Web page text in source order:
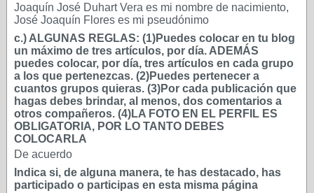
Joaquín José Duhart Vera es mi nombre de nacimiento,
José Joaquín Flores es mi pseudónimo
c.) ALGUNAS REGLAS: (1)Puedes colocar en tu blog
un máximo de tres artículos, por día. ADEMÁS
puedes colocar, por día, tres artículos en cada grupo
a los que pertenezcas. (2)Puedes pertenecer a
cuantos grupos quieras. (3)Por cada publicación que
hagas debes brindar, al menos, dos comentarios a
otros compañeros. (4)LA FOTO EN EL PERFIL ES
OBLIGATORIA, POR LO TANTO DEBES
COLOCARLA
De acuerdo
Indica si, de alguna manera, te has destacado, has
participado o participas en esta misma página